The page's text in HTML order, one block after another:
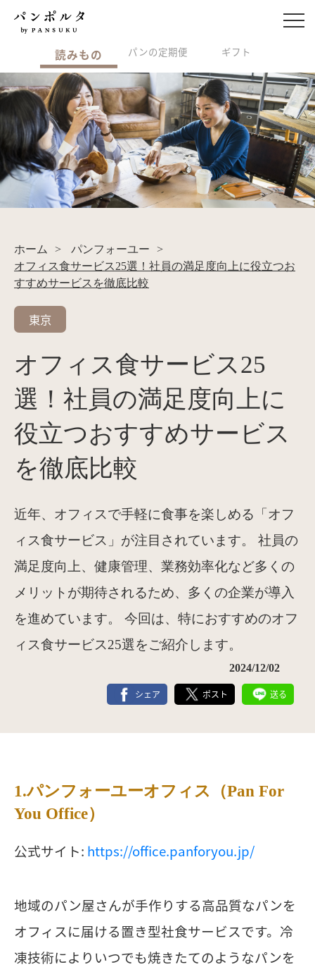
読みもの パンの定期便 ギフト
ホーム > パンフォーユー
>
オフィス食サービス25選！社員の満足度向上に役立つお
すすめサービスを徹底比較
東京
オフィス食サービス25
選！社員の満足度向上に
役立つおすすめサービス
を徹底比較
近年、オフィスで手軽に食事を楽しめる「オフ
ィス食サービス」が注目されています。 社員の
満足度向上、健康管理、業務効率化など多くの
メリットが期待されるため、多くの企業が導入
を進めています。 今回は、特におすすめのオフ
ィス食サービス25選をご紹介します。
2024/12/02
シェア ポスト 送る
1.パンフォーユーオフィス（Pan For
You Office）
公式サイト: https://office.panforyou.jp/
地域のパン屋さんが手作りする高品質なパンを
オフィスに届ける置き型社食サービスです。冷
凍技術によりいつでも焼きたてのようなパンを